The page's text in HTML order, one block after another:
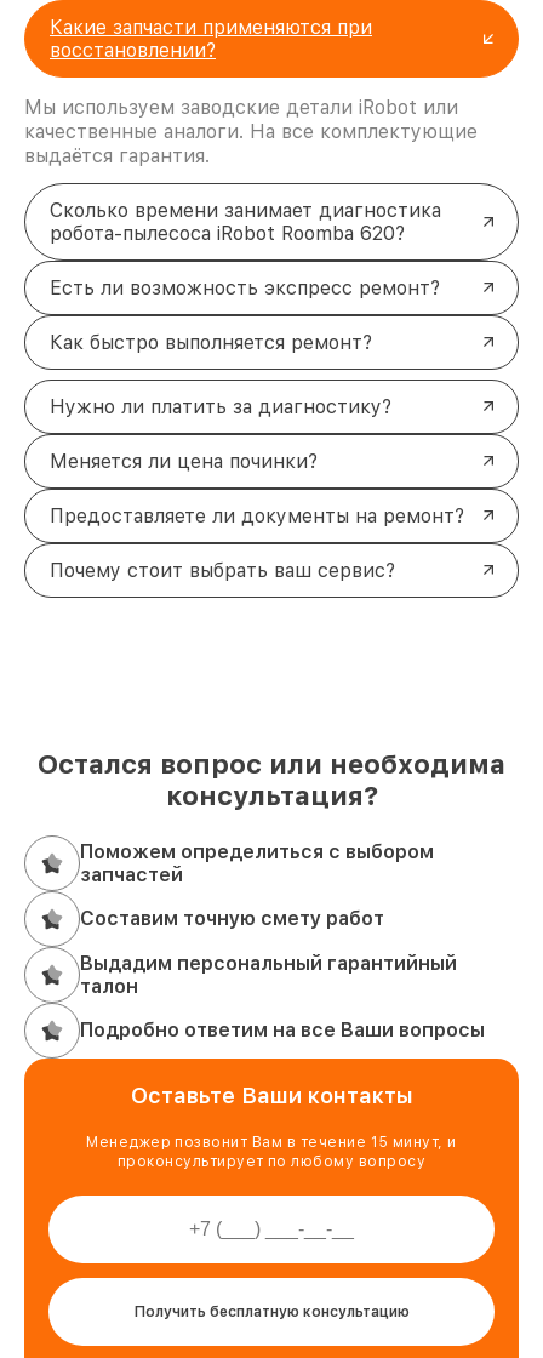
Какие запчасти применяются при
восстановлении?
Мы используем заводские детали iRobot или
качественные аналоги. На все комплектующие
выдаётся гарантия.
Сколько времени занимает диагностика
робота-пылесоса iRobot Roomba 620?
Есть ли возможность экспресс ремонт?
Как быстро выполняется ремонт?
Нужно ли платить за диагностику?
Меняется ли цена починки?
Предоставляете ли документы на ремонт?
Почему стоит выбрать ваш сервис?
Остался вопрос или необходима
консультация?
Поможем определиться с выбором
запчастей
Составим точную смету работ
Выдадим персональный гарантийный
талон
Подробно ответим на все Ваши вопросы
Оставьте Ваши контакты
Менеджер позвонит Вам в течение 15 минут, и
проконсультирует по любому вопросу
Получить бесплатную консультацию